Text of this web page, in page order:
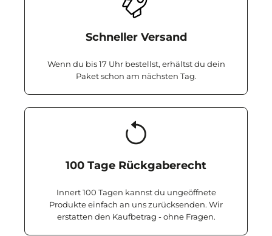
Schneller Versand
Wenn du bis 17 Uhr bestellst, erhältst du dein
Paket schon am nächsten Tag.
100 Tage Rückgaberecht
Innert 100 Tagen kannst du ungeöffnete
Produkte einfach an uns zurücksenden. Wir
erstatten den Kaufbetrag - ohne Fragen.